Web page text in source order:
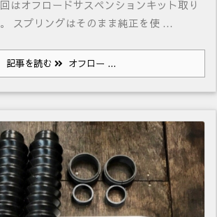
はオフロードサスペンションキット取り
スプリングはそのまま純正を使 ...
記事を読む オフロー ...